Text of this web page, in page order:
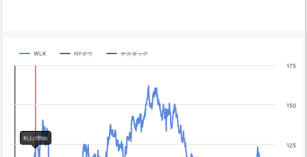
Chart
The chart has 1 X axis displaying categories.
The chart has 4 Y axes displaying yA0, yA1, yA2, and yA3.
Chart annotations summary
テーパリング開始
利上げ開始
利上げ開始
WLK NYダウ ナスダック
125
150
175